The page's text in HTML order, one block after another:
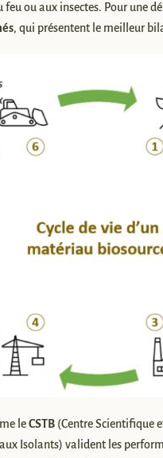
feu ou aux insectes. Pour une
, qui présentent le meilleur
leCSTB (Centre Scientifique
Isolants) valident les